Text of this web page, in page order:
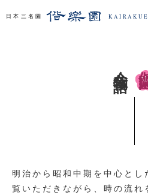
明治から昭和中期を中心と
覧いただきながら、 時の流れ